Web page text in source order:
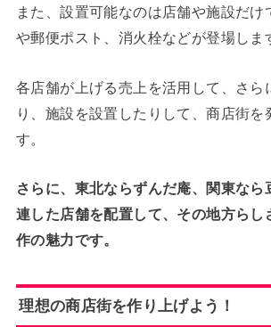
また、設置可能なのは店舗や施設だけ
や郵便ポスト、消火栓などが登場しま
各店舗が上げる売上を活用して、さら
り、施設を設置したりして、商店街を
す。
さらに、東北ならずんだ庵、関東なら
連した店舗を配置して、その地方らし
作の魅力です。
理想の商店街を作り上げよう！